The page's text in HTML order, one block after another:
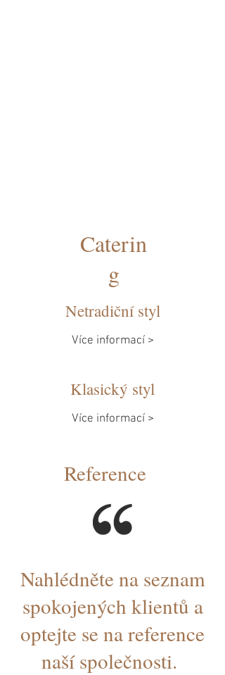
Caterin
g
Netradiční styl
Více informací >
Klasický styl
Více informací >
Reference
Nahlédněte na seznam
spokojených klientů a
optejte se na reference
naší společnosti.